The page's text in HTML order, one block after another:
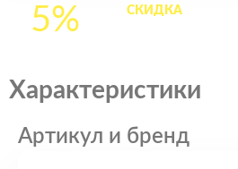
5% СКИДКАна все
Характеристики
Артикул и бренд